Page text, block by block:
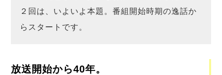
２回は、いよいよ本題。番組開始時期の逸話か
らスタートです。
放送開始から40年。